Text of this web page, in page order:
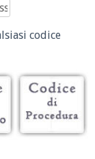
codice